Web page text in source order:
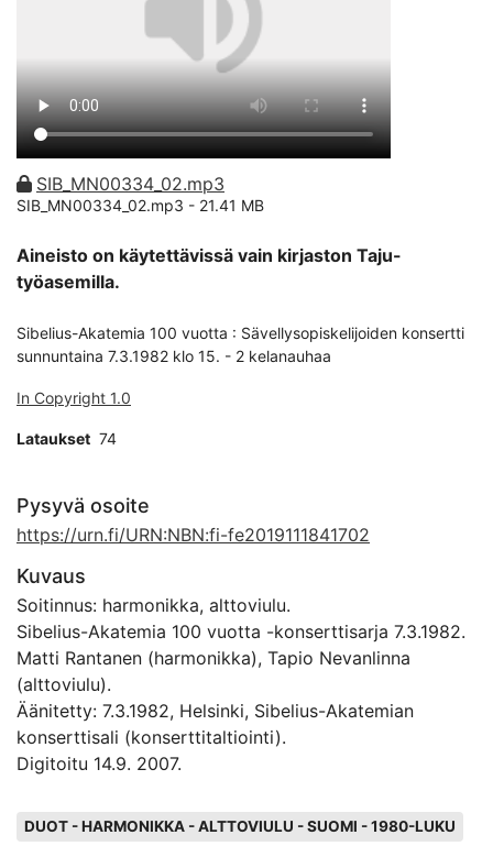
SIB_MN00334_02.mp3
SIB_MN00334_02.mp3 - 21.41 MB
Aineisto on käytettävissä vain kirjaston Taju-
työasemilla.
Sibelius-Akatemia 100 vuotta : Sävellysopiskelijoiden konsertti
sunnuntaina 7.3.1982 klo 15. - 2 kelanauhaa
In Copyright 1.0
Lataukset 74
Pysyvä osoite
https://urn.fi/URN:NBN:fi-fe2019111841702
Kuvaus
Soitinnus: harmonikka, alttoviulu.
Sibelius-Akatemia 100 vuotta -konserttisarja 7.3.1982.
Matti Rantanen (harmonikka), Tapio Nevanlinna
(alttoviulu).
Äänitetty: 7.3.1982, Helsinki, Sibelius-Akatemian
konserttisali (konserttitaltiointi).
Digitoitu 14.9. 2007.
DUOT - HARMONIKKA - ALTTOVIULU - SUOMI - 1980-LUKU